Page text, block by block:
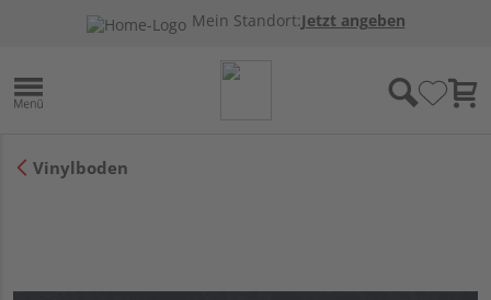
Mein Standort:Jetzt angeben
Vinylboden